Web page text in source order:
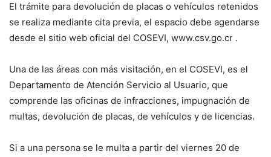
El trámite para devolución de placas o vehículos retenidos
se realiza mediante cita previa, el espacio debe agendarse
desde el sitio web oficial del COSEVI, www.csv.go.cr .
Una de las áreas con más visitación, en el COSEVI, es el
Departamento de Atención Servicio al Usuario, que
comprende las oficinas de infracciones, impugnación de
multas, devolución de placas, de vehículos y de licencias.
Si a una persona se le multa a partir del viernes 20 de